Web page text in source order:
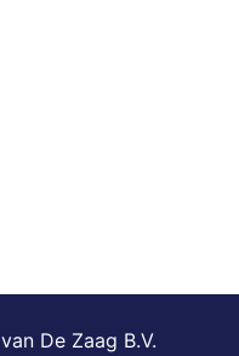
van De Zaag B.V.